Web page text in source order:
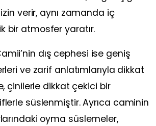
verir, aynı zamanda iç
bir atmosfer yaratır.
dış cephesi ise geniş
ve zarif anlatımlarıyla dikkat
çinilerle dikkat çekici bir
süslenmiştir. Ayrıca caminin
oyma süslemeler,